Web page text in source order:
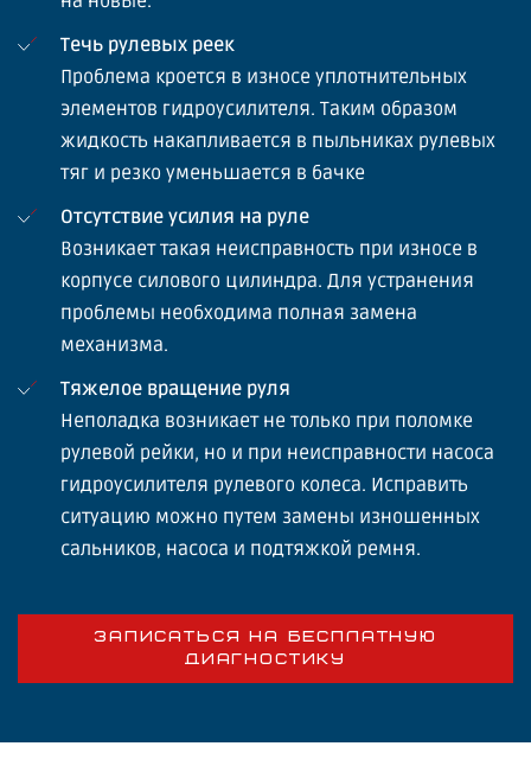
Течь рулевых реек
Проблема кроется в износе уплотнительных
элементов гидроусилителя. Таким образом
жидкость накапливается в пыльниках рулевых
тяг и резко уменьшается в бачке
Отсутствие усилия на руле
Возникает такая неисправность при износе в
корпусе силового цилиндра. Для устранения
проблемы необходима полная замена
механизма.
Тяжелое вращение руля
Неполадка возникает не только при поломке
рулевой рейки, но и при неисправности насоса
гидроусилителя рулевого колеса. Исправить
ситуацию можно путем замены изношенных
сальников, насоса и подтяжкой ремня.
ЗАПИСАТЬСЯ НА БЕСПЛАТНУЮ
ДИАГНОСТИКУ